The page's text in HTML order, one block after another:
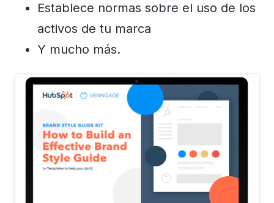
Establece normas sobre el uso de los
activos de tu marca
Y mucho más.